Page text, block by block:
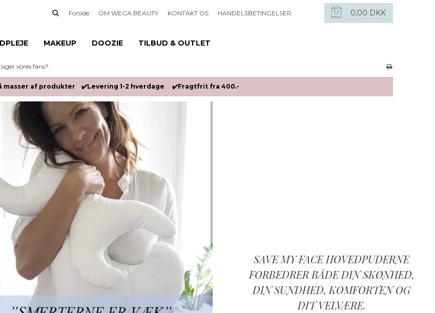
Forside OM WEGA BEAUTY KONTAKT OS HANDELSBETINGELSER 0,00 DKK
MAKEUP DOOZIE TILBUD & OUTLET
vores fans?
masser af produkter ✔️Levering 1-2 hverdage ✔️Fragtfrit fra 400.-
SAVE MY FACE HOVEDPUDERNE
FORBEDRER BÅDE DIN SKØNHED,
DIN SUNDHED, KOMFORTEN OG
DIT VELVÆRE.